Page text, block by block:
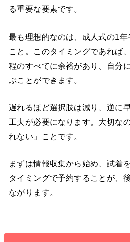
る重要な要素です。
最も理想的なのは、成人式の1
こと。このタイミングであれば
程のすべてに余裕があり、自分
ぶことができます。
遅れるほど選択肢は減り、逆に
工夫が必要になります。大切な
れない」ことです。
まずは情報収集から始め、試着
タイミングで予約することが、
ながります。